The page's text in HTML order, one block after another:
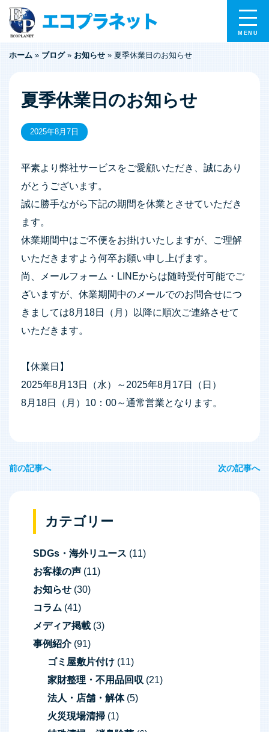
ホーム » ブログ» お知らせ » 夏季休業日のお知らせ
夏季休業日のお知らせ
2025年8月7日
平素より弊社サービスをご愛顧いただき、誠にあり
がとうございます。
誠に勝手ながら下記の期間を休業とさせていただき
ます。
休業期間中はご不便をお掛けいたしますが、ご理解
いただきますよう何卒お願い申し上げます。
尚、メールフォーム・LINEからは随時受付可能でご
ざいますが、休業期間中のメールでのお問合せにつ
きましては8月18日（月）以降に順次ご連絡させて
いただきます。
【休業日】
2025年8月13日（水）～2025年8月17日（日）
8月18日（月）10：00～通常営業となります。
投
前の記事へ 次の記事へ
カテゴリー
SDGs・海外リユース (11)
お客様の声 (11)
お知らせ (30)
コラム (41)
メディア掲載 (3)
事例紹介(91)
ゴミ屋敷片付け (11)
家財整理・不用品回収 (21)
法人・店舗・解体(5)
火災現場清掃 (1)